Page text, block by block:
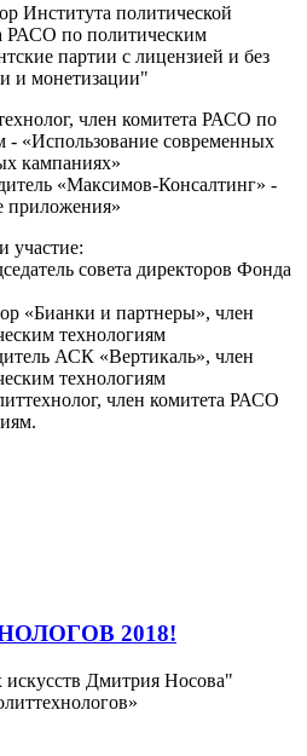
Института политической
РАСО по политическим
партии с лицензией и без
и монетизации"
член комитета РАСО по
- «Использование современных
кампаниях»
«Максимов-Консалтинг» -
приложения»
участие:
совета директоров Фонда
«Бианки и партнеры», член
технологиям
АСК «Вертикаль», член
технологиям
член комитета РАСО
2018!
Дмитрия Носова"